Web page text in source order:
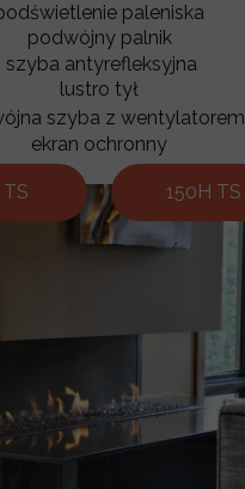
TS 150H TS
paleniska
podwójny palnik
szyba antyrefleksyjna
lustro tył
szyba z wentylatorem
ekran ochronny